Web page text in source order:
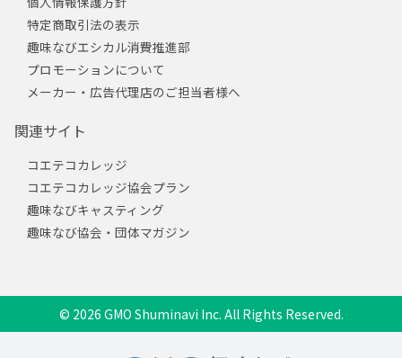
特定商取引法の表示
趣味なびエシカル消費推進部
プロモーションについて
メーカー・広告代理店のご担当者様へ
関連サイト
コエテコカレッジ
コエテコカレッジ協会プラン
趣味なびキャスティング
趣味なび協会・団体マガジン
© 2026 GMO Shuminavi Inc. All Rights Reserved.